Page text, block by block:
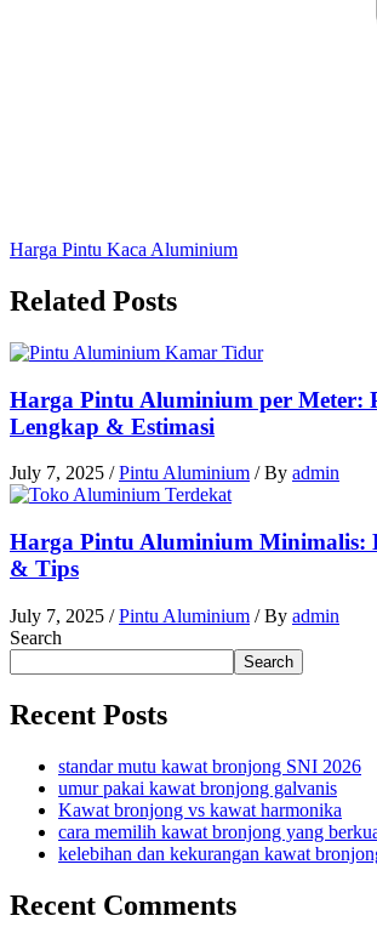
Harga Pintu Kaca Aluminium
Related Posts
Harga Pintu Aluminium per Meter:
Lengkap & Estimasi
July 7, 2025 /Pintu Aluminium / By admin
Harga Pintu Aluminium Minimalis:
& Tips
July 7, 2025 /Pintu Aluminium / By admin
Search
Search
Recent Posts
standar mutu kawat bronjong SNI 2026
umur pakai kawat bronjong galvanis
Kawat bronjong vs kawat harmonika
cara memilih kawat bronjong yang
kelebihan dan kekurangan kawat
Recent Comments